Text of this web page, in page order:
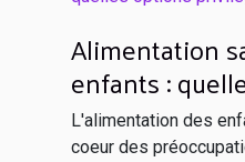
Alimentation
enfants :
privilégier ?
L'alimentation des
coeur des